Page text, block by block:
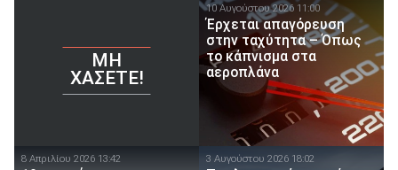
ΜΗ
ΧΆΣΕΤΕ!
10 Αυγούστου 2026 11:00
Έρχεται απαγόρευση
στην ταχύτητα – Όπως
το κάπνισμα στα
αεροπλάνα
8 Απριλίου 2026 13:42 3 Αυγούστου 2026 18:02